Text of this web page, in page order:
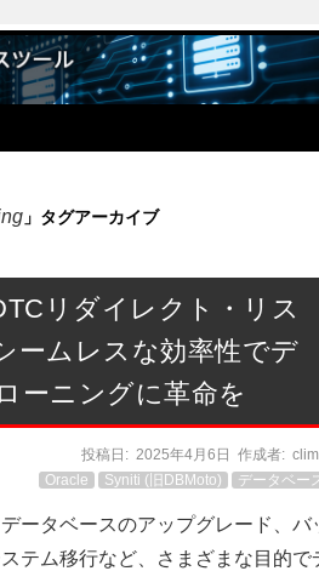
」タグアーカイブ
リダイレクト・リス
ームレスな効率性でデ
ーニングに革命を
投稿日: 2025年4月6日 作成者:
Oracle
Syniti (旧DBMoto) データベー
ータベースのアップグレード、バ
テム移行など、さまざまな目的で